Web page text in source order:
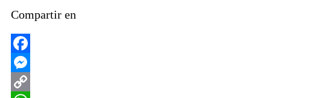
Compartir en
Facebook
Messenger